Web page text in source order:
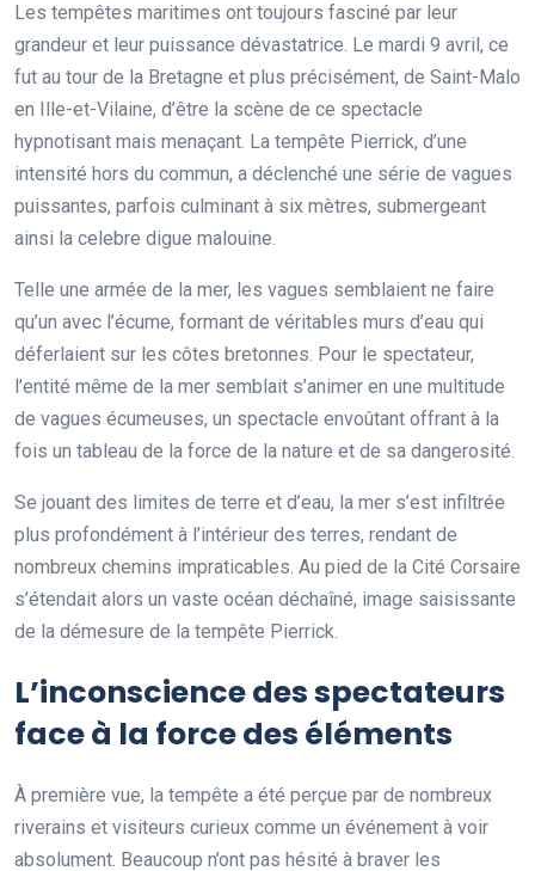
Les tempêtes maritimes ont toujours fasciné par leur
grandeur et leur puissance dévastatrice. Le mardi 9 avril, ce
fut au tour de la Bretagne et plus précisément, de Saint-Malo
en Ille-et-Vilaine, d’être la scène de ce spectacle
hypnotisant mais menaçant. La tempête Pierrick, d’une
intensité hors du commun, a déclenché une série de vagues
puissantes, parfois culminant à six mètres, submergeant
ainsi la celebre digue malouine.
Telle une armée de la mer, les vagues semblaient ne faire
qu’un avec l’écume, formant de véritables murs d’eau qui
déferlaient sur les côtes bretonnes. Pour le spectateur,
l’entité même de la mer semblait s’animer en une multitude
de vagues écumeuses, un spectacle envoûtant offrant à la
fois un tableau de la force de la nature et de sa dangerosité.
Se jouant des limites de terre et d’eau, la mer s’est infiltrée
plus profondément à l’intérieur des terres, rendant de
nombreux chemins impraticables. Au pied de la Cité Corsaire
s’étendait alors un vaste océan déchaîné, image saisissante
de la démesure de la tempête Pierrick.
L’inconscience des spectateurs
face à la force des éléments
À première vue, la tempête a été perçue par de nombreux
riverains et visiteurs curieux comme un événement à voir
absolument. Beaucoup n’ont pas hésité à braver les